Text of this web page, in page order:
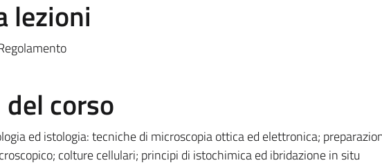
lezioni
corso
ed istologia: tecniche di microscopia ottica ed elettronica;
colture cellulari; principi di istochimica ed ibridazione in situ